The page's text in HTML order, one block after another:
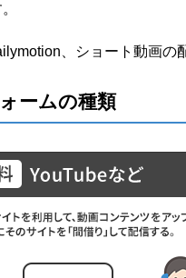
、ショート動画の
ームの種類